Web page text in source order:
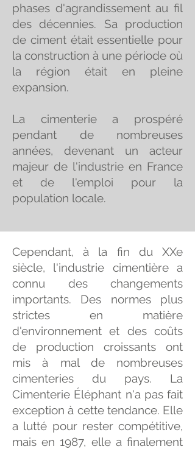
phases d'agrandissement au fil
des décennies. Sa production
de ciment était essentielle pour
la construction à une période où
la région était en pleine
expansion.
La cimenterie a prospéré
pendant de nombreuses
années, devenant un acteur
majeur de l'industrie en France
et de l'emploi pour la
population locale.
Cependant, à la fin du XXe
siècle, l'industrie cimentière a
connu des changements
importants. Des normes plus
strictes en matière
d'environnement et des coûts
de production croissants ont
mis à mal de nombreuses
cimenteries du pays. La
Cimenterie Éléphant n'a pas fait
exception à cette tendance. Elle
a lutté pour rester compétitive,
mais en 1987, elle a finalement